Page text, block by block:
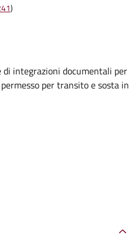
)
integrazioni documentali per
per transito e sosta in